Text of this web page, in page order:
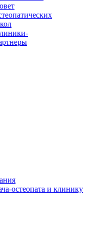
остеопата и клинику